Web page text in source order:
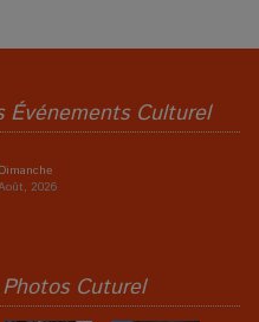
Événements Culturel
Dimanche
2026
Cuturel